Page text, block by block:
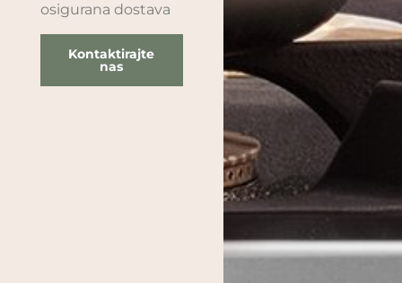
osigurana dostava
Kontaktirajte
nas